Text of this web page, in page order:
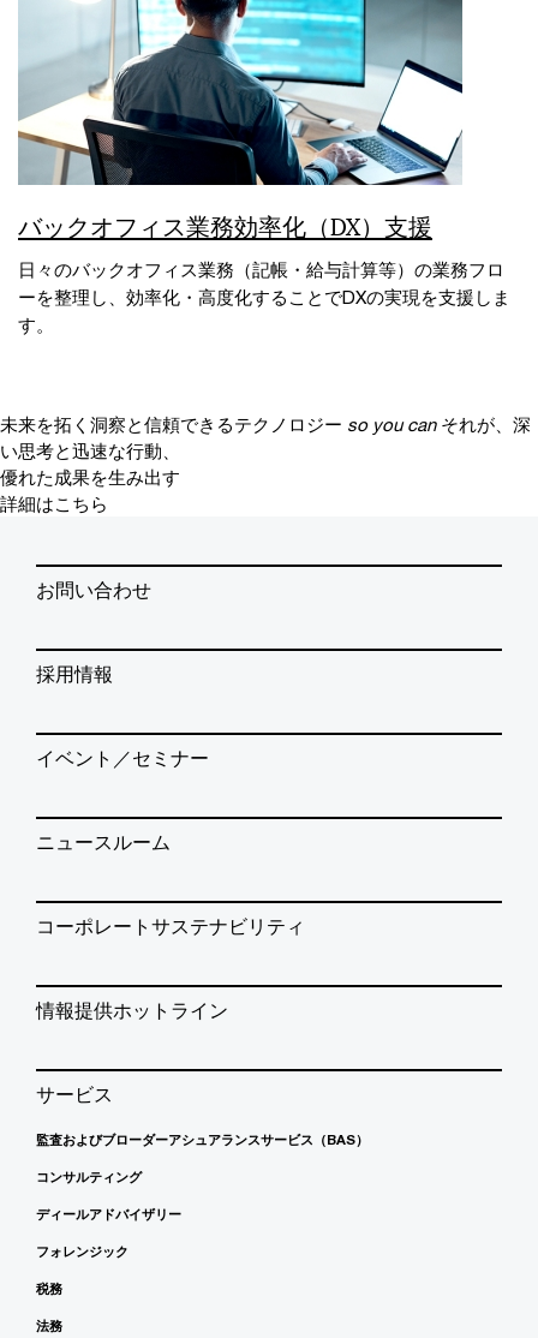
バックオフィス業務効率化（DX）支援
日々のバックオフィス業務（記帳・給与計算等）の業務フロ
ーを整理し、効率化・高度化することでDXの実現を支援しま
す。
未来を拓く洞察と信頼できるテクノロジー so you can それが、深
い思考と迅速な行動、
優れた成果を生み出す
詳細はこちら
お問い合わせ
採用情報
イベント／セミナー
ニュースルーム
コーポレートサステナビリティ
情報提供ホットライン
サービス
監査およびブローダーアシュアランスサービス（BAS）
コンサルティング
ディールアドバイザリー
フォレンジック
税務
法務